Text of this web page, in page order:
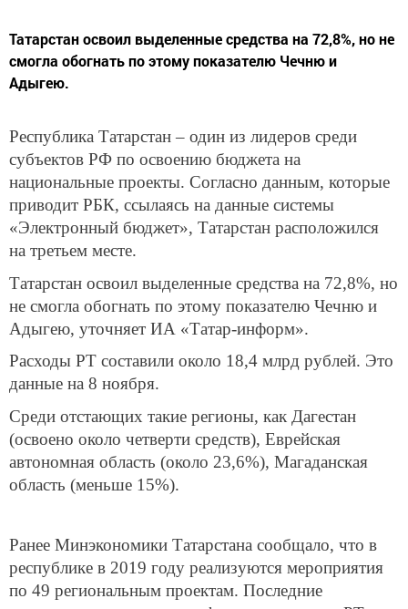
Татарстан освоил выделенные средства на 72,8%, но не
смогла обогнать по этому показателю Чечню и
Адыгею.
Республика Татарстан – один из лидеров среди
субъектов РФ по освоению бюджета на
национальные проекты. Согласно данным, которые
приводит РБК, ссылаясь на данные системы
«Электронный бюджет», Татарстан расположился
на третьем месте.
Татарстан освоил выделенные средства на 72,8%, но
не смогла обогнать по этому показателю Чечню и
Адыгею, уточняет ИА «Татар-информ».
Расходы РТ составили около 18,4 млрд рублей. Это
данные на 8 ноября.
Среди отстающих такие регионы, как Дагестан
(освоено около четверти средств), Еврейская
автономная область (около 23,6%), Магаданская
область (меньше 15%).
Ранее Минэкономики Татарстана сообщало, что в
республике в 2019 году реализуются мероприятия
по 49 региональным проектам. Последние